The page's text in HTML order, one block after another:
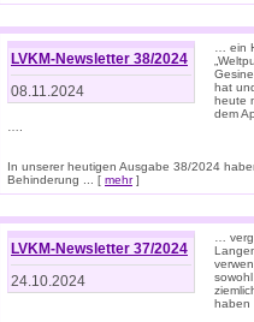
LVKM-Newsletter 38/2024
08.11.2024
… ein
hat
heute
dem
In unserer heutigen Ausgabe 38/2024
Behinderung ... [ mehr]
LVKM-Newsletter 37/2024
24.10.2024
…